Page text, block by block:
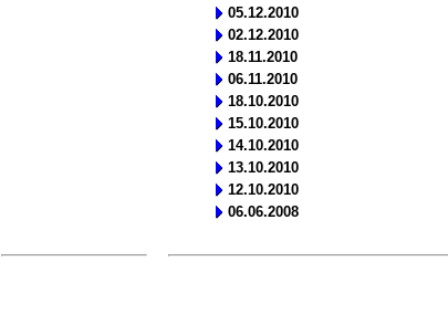
05.12.2010
02.12.2010
18.11.2010
06.11.2010
18.10.2010
15.10.2010
14.10.2010
13.10.2010
12.10.2010
06.06.2008